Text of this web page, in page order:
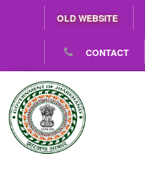
OLD WEBSITE
CONTACT